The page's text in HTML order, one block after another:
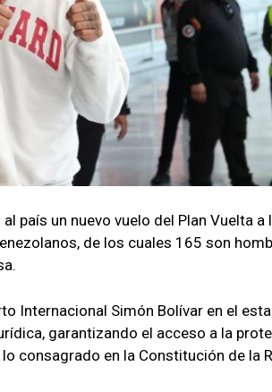
país un nuevo vuelo del Plan Vuelta a
de los cuales 165 son
Internacional Simón Bolívar en el
garantizando el acceso a la
consagrado en la Constitución de la